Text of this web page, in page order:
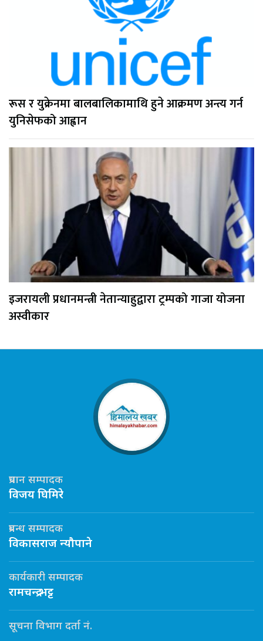
रूस र युक्रेनमा बालबालिकामाथि हुने आक्रमण अन्त्य गर्न
युनिसेफको आह्वान
इजरायली प्रधानमन्त्री नेतान्याहुद्वारा ट्रम्पको गाजा योजना
अस्वीकार
प्रधान सम्पादक
विजय घिमिरे
प्रबन्ध सम्पादक
विकासराज न्यौपाने
कार्यकारी सम्पादक
रामचन्द्र भट्ट
सूचना विभाग दर्ता नं.